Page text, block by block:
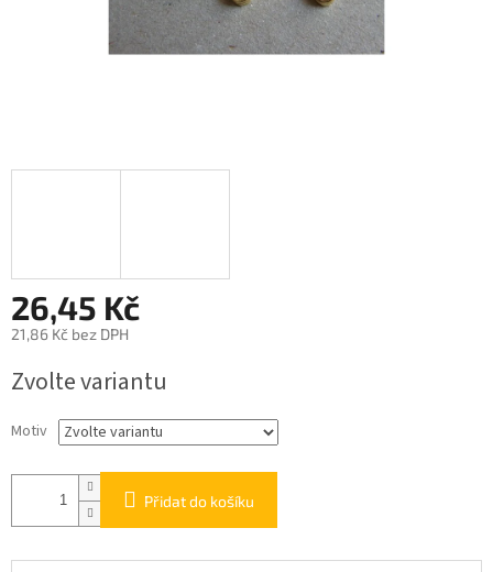
26,45 Kč
21,86 Kč bez DPH
cena:
Zvolte variantu
Motiv
Přidat do košíku